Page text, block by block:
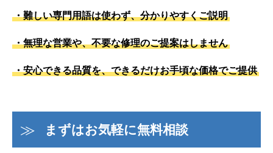
・難しい専門用語は使わず、分かりやすくご説明
・無理な営業や、不要な修理のご提案はしません
・安心できる品質を、できるだけお手頃な価格でご提供
まずはお気軽に無料相談